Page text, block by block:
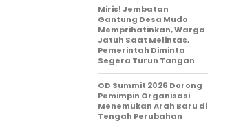
Miris! Jembatan
Gantung Desa Mudo
Memprihatinkan, Warga
Jatuh Saat Melintas,
Pemerintah Diminta
Segera Turun Tangan
OD Summit 2026 Dorong
Pemimpin Organisasi
Menemukan Arah Baru di
Tengah Perubahan